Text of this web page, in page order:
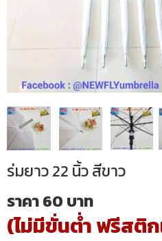
ร่มยาว 22 นิ้ว สีขาว
ราคา 60 บาท
(ไม่มีขั่นต่ำ ฟรีสติ